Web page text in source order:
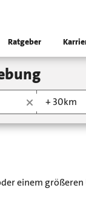
Ratgeber
+ 30km
einem